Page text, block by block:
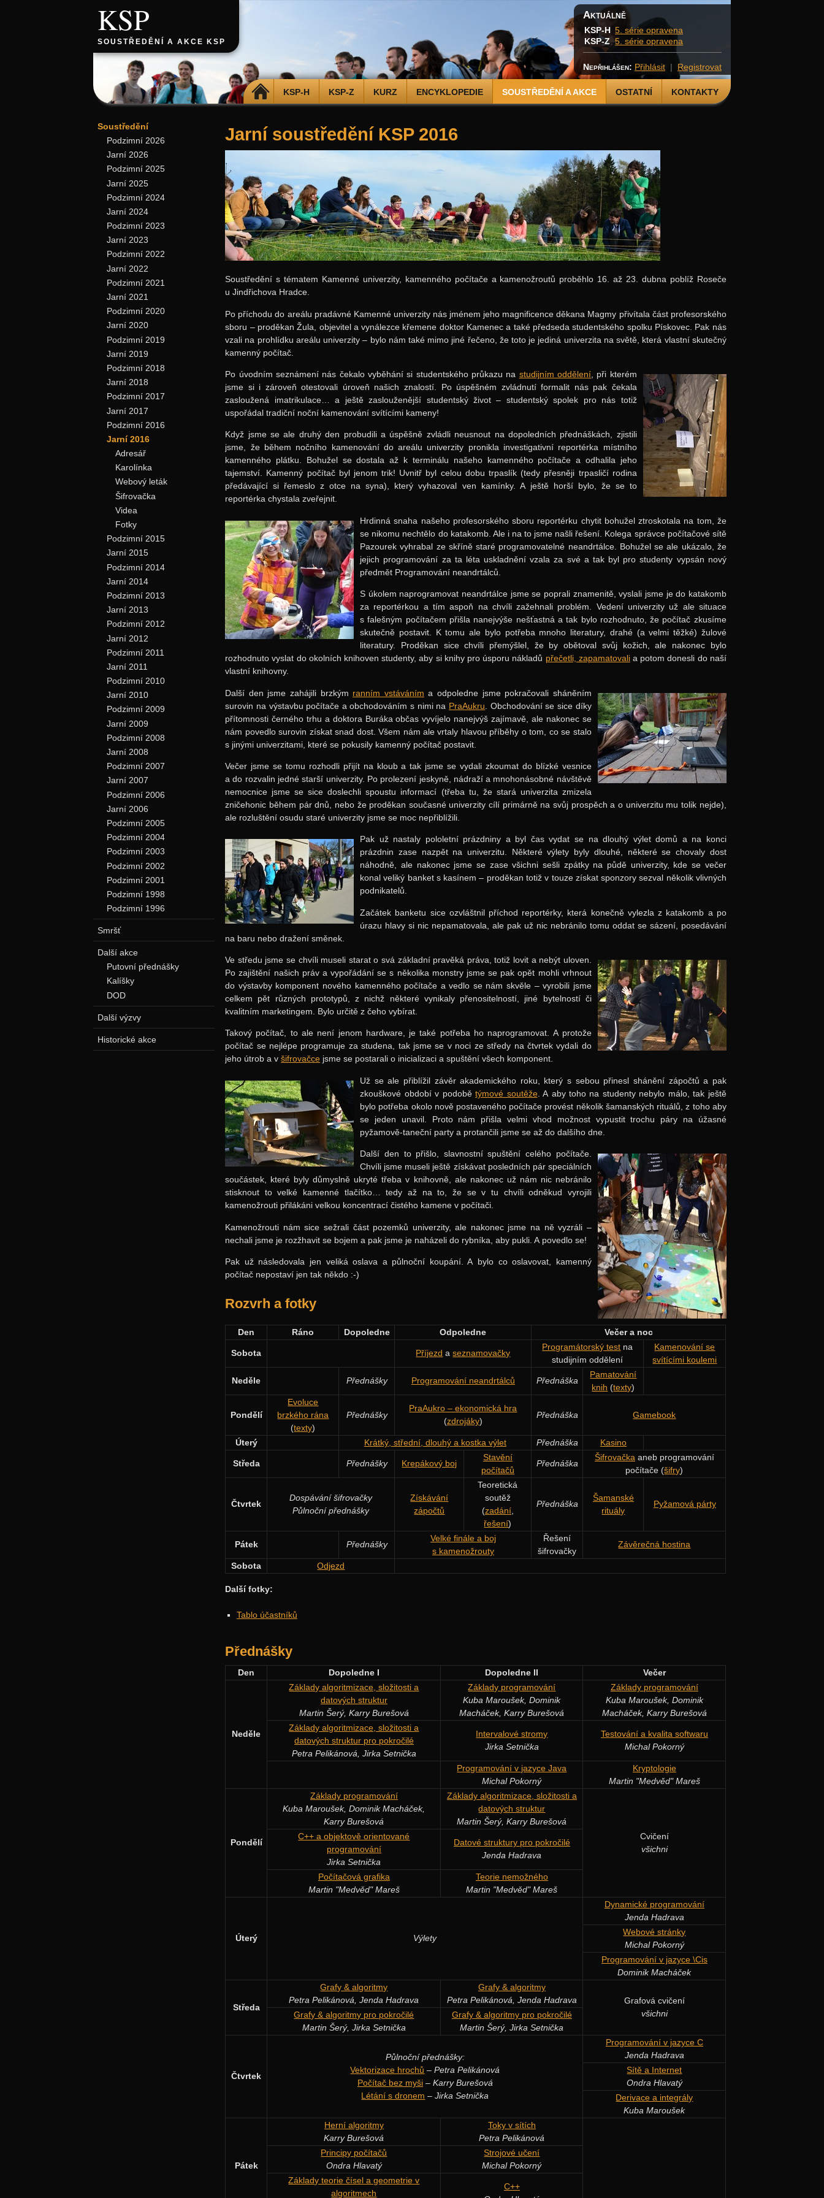
KSP
SOUSTŘEDĚNÍ A AKCE KSP
DOMŮ KSP-H KSP-Z KURZ ENCYKLOPEDIE SOUSTŘEDĚNÍ A AKCE OSTATNÍ KONTAKTY
Aktuálně
KSP-H 5. série opravena
KSP-Z 5. série opravena
Nepřihlášen: Přihlásit | Registrovat
Jarní soustředění KSP 2016
Soustředění s tématem Kamenné univerzity, kamenného počítače a kamenožroutů proběhlo 16. až 23. dubna poblíž Roseče
u Jindřichova Hradce.
Po příchodu do areálu pradávné Kamenné univerzity nás jménem jeho magnificence děkana Magmy přivítala část profesorského
sboru – proděkan Žula, objevitel a vynálezce křemene doktor Kamenec a také předseda studentského spolku Pískovec. Pak nás
vzali na prohlídku areálu univerzity – bylo nám také mimo jiné řečeno, že toto je jediná univerzita na světě, která vlastní skutečný
kamenný počítač.
Po úvodním seznámení nás čekalo vyběhání si studentského průkazu na studijním oddělení , při kterém
jsme si i zároveň otestovali úroveň našich znalostí. Po úspěšném zvládnutí formalit nás pak čekala
zasloužená imatrikulace… a ještě zaslouženější studentský život – studentský spolek pro nás totiž
uspořádal tradiční noční kamenování svítícími kameny!
Když jsme se ale druhý den probudili a úspěšně zvládli neusnout na dopoledních přednáškách, zjistili
jsme, že během nočního kamenování do areálu univerzity pronikla investigativní reportérka místního
kamenného plátku. Bohužel se dostala až k terminálu našeho kamenného počítače a odhalila jeho
tajemství. Kamenný počítač byl jenom trik! Uvnitř byl celou dobu trpaslík (tedy přesněji trpasličí rodina
předávající si řemeslo z otce na syna), který vyhazoval ven kamínky. A ještě horší bylo, že se to
reportérka chystala zveřejnit.
Hrdinná snaha našeho profesorského sboru reportérku chytit bohužel ztroskotala na tom, že
se nikomu nechtělo do katakomb. Ale i na to jsme našli řešení. Kolega správce počítačové sítě
Pazourek vyhrabal ze skříně staré programovatelné neandrtálce. Bohužel se ale ukázalo, že
jejich programování za ta léta uskladnění vzala za své a tak byl pro studenty vypsán nový
předmět Programování neandrtálců.
S úkolem naprogramovat neandrtálce jsme se poprali znamenitě, vyslali jsme je do katakomb
za reportérkou a tím aspoň na chvíli zažehnali problém. Vedení univerzity už ale situace
s falešným počítačem přišla nanejvýše nešťastná a tak bylo rozhodnuto, že počítač zkusíme
skutečně postavit. K tomu ale bylo potřeba mnoho literatury, drahé (a velmi těžké) žulové
literatury. Proděkan sice chvíli přemýšlel, že by obětoval svůj kožich, ale nakonec bylo
rozhodnuto vyslat do okolních knihoven studenty, aby si knihy pro úsporu nákladů přečetli, zapamatovalia potom donesli do naší
vlastní knihovny.
Další den jsme zahájili brzkým ranním vstáváním a odpoledne jsme pokračovali sháněním
surovin na výstavbu počítače a obchodováním s nimi na PraAukru . Obchodování se sice díky
přítomnosti černého trhu a doktora Buráka občas vyvíjelo nanejvýš zajímavě, ale nakonec se
nám povedlo surovin získat snad dost. Všem nám ale vrtaly hlavou příběhy o tom, co se stalo
s jinými univerzitami, které se pokusily kamenný počítač postavit.
Večer jsme se tomu rozhodli přijít na kloub a tak jsme se vydali zkoumat do blízké vesnice
a do rozvalin jedné starší univerzity. Po prolezení jeskyně, nádraží a mnohonásobné návštěvě
nemocnice jsme se sice doslechli spoustu informací (třeba tu, že stará univerzita zmizela
zničehonic během pár dnů, nebo že proděkan současné univerzity cílí primárně na svůj prospěch a o univerzitu mu tolik nejde),
ale rozluštění osudu staré univerzity jsme se moc nepřiblížili.
Pak už nastaly pololetní prázdniny a byl čas vydat se na dlouhý výlet domů a na konci
prázdnin zase nazpět na univerzitu. Některé výlety byly dlouhé, některé se chovaly dost
náhodně, ale nakonec jsme se zase všichni sešli zpátky na půdě univerzity, kde se večer
konal veliký banket s kasínem – proděkan totiž v touze získat sponzory sezval několik vlivných
podnikatelů.
Začátek banketu sice ozvláštnil příchod reportérky, která konečně vylezla z katakomb a po
úrazu hlavy si nic nepamatovala, ale pak už nic nebránilo tomu oddat se sázení, posedávání
na baru nebo dražení směnek.
Ve středu jsme se chvíli museli starat o svá základní pravěká práva, totiž lovit a nebýt uloven.
Po zajištění našich práv a vypořádání se s několika monstry jsme se pak opět mohli vrhnout
do výstavby komponent nového kamenného počítače a vedlo se nám skvěle – vyrobili jsme
celkem pět různých prototypů, z nichž některé vynikaly přenositelností, jiné bytelností či
kvalitním marketingem. Bylo určitě z čeho vybírat.
Takový počítač, to ale není jenom hardware, je také potřeba ho naprogramovat. A protože
počítač se nejlépe programuje za studena, tak jsme se v noci ze středy na čtvrtek vydali do
jeho útrob a všifrovačce jsme se postarali o inicializaci a spuštění všech komponent.
Už se ale přiblížil závěr akademického roku, který s sebou přinesl shánění zápočtů a pak
zkouškové období v podobětýmové soutěže. A aby toho na studenty nebylo málo, tak ještě
bylo potřeba okolo nově postaveného počítače provést několik šamanských rituálů, z toho aby
se jeden unavil. Proto nám přišla velmi vhod možnost vypustit trochu páry na úžasné
pyžamově-taneční party a protančili jsme se až do dalšího dne.
Další den to přišlo, slavnostní spuštění celého počítače.
Chvíli jsme museli ještě získávat posledních pár speciálních
součástek, které byly důmyslně ukryté třeba v knihovně, ale nakonec už nám nic nebránilo
stisknout to velké kamenné tlačítko… tedy až na to, že se v tu chvíli odněkud vyrojili
kamenožrouti přilákáni velkou koncentrací čistého kamene v počítači.
Kamenožrouti nám sice sežrali část pozemků univerzity, ale nakonec jsme na ně vyzráli –
nechali jsme je rozžhavit se bojem a pak jsme je naházeli do rybníka, aby pukli. A povedlo se!
Pak už následovala jen veliká oslava a půlnoční koupání. A bylo co oslavovat, kamenný
počítač nepostaví jen tak někdo :-)
Rozvrh a fotky
Den Ráno Dopoledne Odpoledne Večer a noc
Sobota Příjezd aseznamovačky
Programátorský test na
studijním oddělení
Kamenování se
svítícími koulemi
Neděle Přednášky Programování neandrtálců Přednáška
Pamatování
knih (texty)
Pondělí
Evoluce
brzkého rána
(texty)
Přednášky
PraAukro – ekonomická hra
(zdrojáky)
Přednáška Gamebook
Úterý Krátký, střední, dlouhý a kostka výlet Přednáška Kasino
Středa Přednášky Krepákový boj
Stavění
počítačů
Přednáška
Šifrovačkaaneb programování
počítače (šifry)
Čtvrtek
Dospávání šifrovačky
Půlnoční přednášky
Získávání
zápočtů
Teoretická
soutěž
(zadání,
řešení)
Přednáška
Šamanské
rituály
Pyžamová párty
Pátek Přednášky
Velké finále a boj
s kamenožrouty
Řešení
šifrovačky
Závěrečná hostina
Sobota Odjezd
Další fotky:
Tablo účastníků
Přednášky
Den Dopoledne I Dopoledne II Večer
Neděle
Základy algoritmizace, složitosti a
datových struktur
Martin Šerý, Karry Burešová
Základy programování
Kuba Maroušek, Dominik
Macháček, Karry Burešová
Základy programování
Kuba Maroušek, Dominik
Macháček, Karry Burešová
Základy algoritmizace, složitosti a
datových struktur pro pokročilé
Petra Pelikánová, Jirka Setnička
Intervalové stromy
Jirka Setnička
Testování a kvalita softwaru
Michal Pokorný
Programování v jazyce Java
Michal Pokorný
Kryptologie
Martin "Medvěd" Mareš
Pondělí
Základy programování
Kuba Maroušek, Dominik Macháček,
Karry Burešová
Základy algoritmizace, složitosti a
datových struktur
Martin Šerý, Karry Burešová
Cvičení
všichni
C++ a objektově orientované
programování
Jirka Setnička
Datové struktury pro pokročilé
Jenda Hadrava
Počítačová grafika
Martin "Medvěd" Mareš
Teorie nemožného
Martin "Medvěd" Mareš
Úterý Výlety
Dynamické programování
Jenda Hadrava
Webové stránky
Michal Pokorný
Programování v jazyce \Cis
Dominik Macháček
Středa
Grafy & algoritmy
Petra Pelikánová, Jenda Hadrava
Grafy & algoritmy
Petra Pelikánová, Jenda Hadrava
Grafová cvičení
všichni
Grafy & algoritmy pro pokročilé
Martin Šerý, Jirka Setnička
Grafy & algoritmy pro pokročilé
Martin Šerý, Jirka Setnička
Čtvrtek
Půlnoční přednášky:
Vektorizace hrochů –Petra Pelikánová
Počítač bez myši– Karry Burešová
Létání s dronem –Jirka Setnička
Programování v jazyce C
Jenda Hadrava
Sítě a Internet
Ondra Hlavatý
Derivace a integrály
Kuba Maroušek
Pátek
Herní algoritmy
Karry Burešová
Toky v sítích
Petra Pelikánová
Principy počítačů
Ondra Hlavatý
Strojové učení
Michal Pokorný
Základy teorie čísel a geometrie v
algoritmech
C++
Soustředění
Podzimní 2026
Jarní 2026
Podzimní 2025
Jarní 2025
Podzimní 2024
Jarní 2024
Podzimní 2023
Jarní 2023
Podzimní 2022
Jarní 2022
Podzimní 2021
Jarní 2021
Podzimní 2020
Jarní 2020
Podzimní 2019
Jarní 2019
Podzimní 2018
Jarní 2018
Podzimní 2017
Jarní 2017
Podzimní 2016
Jarní 2016
Adresář
Karolínka
Webový leták
Šifrovačka
Videa
Fotky
Podzimní 2015
Jarní 2015
Podzimní 2014
Jarní 2014
Podzimní 2013
Jarní 2013
Podzimní 2012
Jarní 2012
Podzimní 2011
Jarní 2011
Podzimní 2010
Jarní 2010
Podzimní 2009
Jarní 2009
Podzimní 2008
Jarní 2008
Podzimní 2007
Jarní 2007
Podzimní 2006
Jarní 2006
Podzimní 2005
Podzimní 2004
Podzimní 2003
Podzimní 2002
Podzimní 2001
Podzimní 1998
Podzimní 1996
Smršť
Další akce
Putovní přednášky
Kalíšky
DOD
Další výzvy
Historické akce